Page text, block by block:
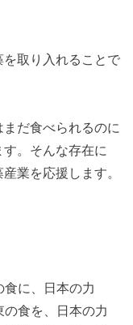
取り⼊れることで
だ⾷べられるのに
。そんな存在に
業を応援します。
食に、日本の力
の食を、日本の力